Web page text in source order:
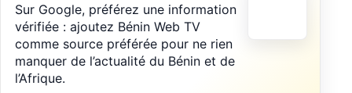
Sur Google, préférez une information
vérifiée : ajoutez Bénin Web TV
comme source préférée pour ne rien
manquer de l’actualité du Bénin et de
l’Afrique.